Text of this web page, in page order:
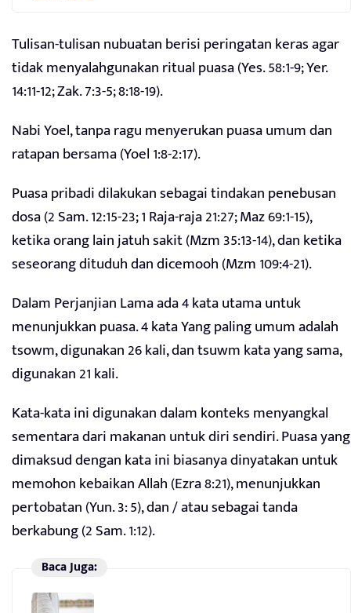
Tulisan-tulisan nubuatan berisi peringatan keras agar
tidak menyalahgunakan ritual puasa (Yes. 58:1-9; Yer.
14:11-12; Zak. 7:3-5; 8:18-19).
Nabi Yoel, tanpa ragu menyerukan puasa umum dan
ratapan bersama (Yoel 1:8-2:17).
Puasa pribadi dilakukan sebagai tindakan penebusan
dosa (2 Sam. 12:15-23; 1 Raja-raja 21:27; Maz 69:1-15),
ketika orang lain jatuh sakit (Mzm 35:13-14), dan ketika
seseorang dituduh dan dicemooh (Mzm 109:4-21).
Dalam Perjanjian Lama ada 4 kata utama untuk
menunjukkan puasa. 4 kata Yang paling umum adalah
tsowm, digunakan 26 kali, dan tsuwm kata yang sama,
digunakan 21 kali.
Kata-kata ini digunakan dalam konteks menyangkal
sementara dari makanan untuk diri sendiri. Puasa yang
dimaksud dengan kata ini biasanya dinyatakan untuk
memohon kebaikan Allah (Ezra 8:21), menunjukkan
pertobatan (Yun. 3: 5), dan / atau sebagai tanda
berkabung (2 Sam. 1:12).
Baca Juga: